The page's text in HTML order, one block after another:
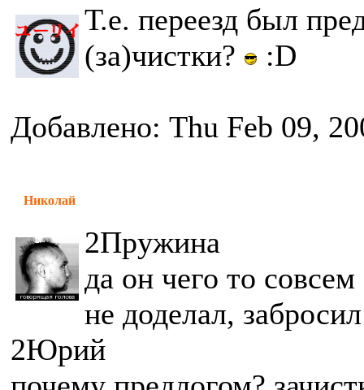
Т.е. переезд был
(за)чистки?
:D
Добавлено: Thu Feb 09,
Николай
2Пружина
да он чего то
не доделал,
2Юрий